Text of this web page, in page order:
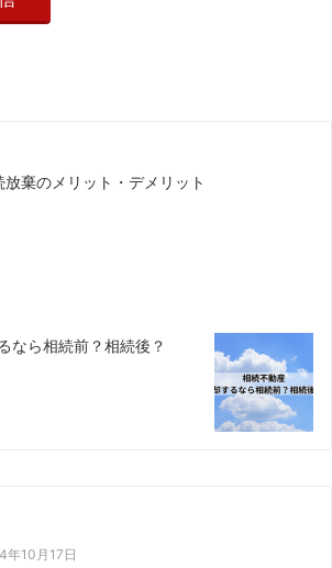
放棄のメリット・デメリット
ら相続前？相続後？
年10月17日